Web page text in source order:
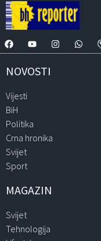
NOVOSTI
Vijesti
BiH
Politika
Crna hronika
Svijet
Sport
MAGAZIN
Svijet
Tehnologija